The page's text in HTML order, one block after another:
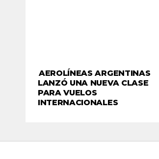
AEROLÍNEAS ARGENTINAS
LANZÓ UNA NUEVA CLASE
PARA VUELOS
INTERNACIONALES